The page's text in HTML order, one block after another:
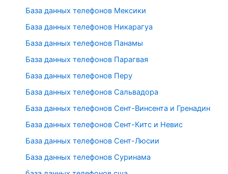
База данных телефонов Мексики
База данных телефонов Никарагуа
База данных телефонов Панамы
База данных телефонов Парагвая
База данных телефонов Перу
База данных телефонов Сальвадора
База данных телефонов Сент-Винсента и Гренадин
База данных телефонов Сент-Китс и Невис
База данных телефонов Сент-Люсии
База данных телефонов Суринама